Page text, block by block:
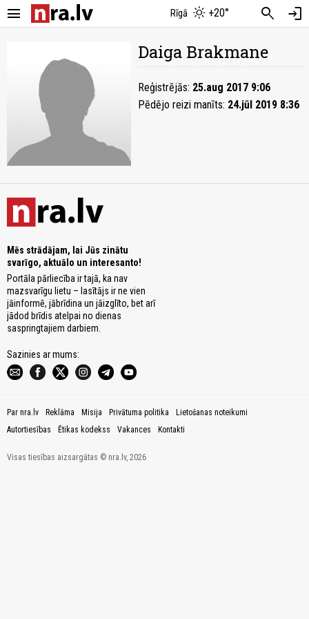
menu Rīgā +20° search login
Daiga Brakmane
Reģistrējās: 25.aug 2017 9:06
Pēdējo reizi manīts: 24.jūl 2019 8:36
Mēs strādājam, lai Jūs zinātu
svarīgo, aktuālo un interesanto!
Portāla pārliecība ir tajā, ka nav
mazsvarīgu lietu – lasītājs ir ne vien
jāinformē, jābrīdina un jāizglīto, bet arī
jādod brīdis atelpai no dienas
saspringtajiem darbiem.
Sazinies ar mums:
Par nra.lv Reklāma Misija Privātuma politika
Lietošanas noteikumi
Autortiesības
Ētikas kodekss Vakances Kontakti
Visas tiesības aizsargātas © nra.lv, 2026